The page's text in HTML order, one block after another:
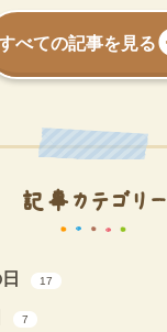
べての記事を見る
記事カテゴリー
17
7